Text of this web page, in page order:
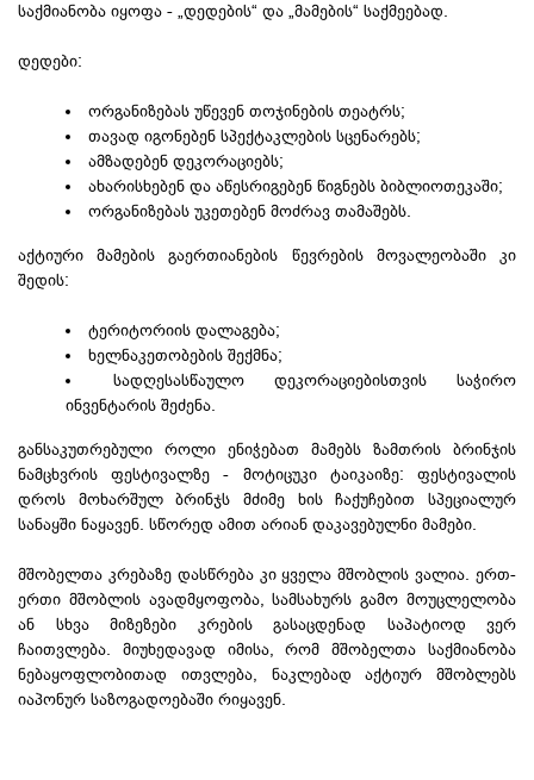
საქმიანობა იყოფა - „დედების“ და „მამების“ საქმეებად.
დედები:
ორგანიზებას უწევენ თოჯინების თეატრს;
თავად იგონებენ სპექტაკლების სცენარებს;
ამზადებენ დეკორაციებს;
ახარისხებენ და აწესრიგებენ წიგნებს ბიბლიოთეკაში;
ორგანიზებას უკეთებენ მოძრავ თამაშებს.
აქტიური მამების გაერთიანების წევრების მოვალეობაში კი
შედის:
ტერიტორიის დალაგება;
ხელნაკეთობების შექმნა;
სადღესასწაულო დეკორაციებისთვის საჭირო
ინვენტარის შეძენა.
განსაკუთრებული როლი ენიჭებათ მამებს ზამთრის ბრინჯის
ნამცხვრის ფესტივალზე - მოტიცუკი ტაიკაიზე: ფესტივალის
დროს მოხარშულ ბრინჯს მძიმე ხის ჩაქუჩებით სპეციალურ
სანაყში ნაყავენ. სწორედ ამით არიან დაკავებულნი მამები.
მშობელთა კრებაზე დასწრება კი ყველა მშობლის ვალია. ​ერთ-
ერთი მშობლის ავადმყოფობა, სამსახურს გამო მოუცლელობა
ან სხვა მიზეზები კრების გასაცდენად საპატიოდ ვერ
ჩაითვლება. მიუხედავად იმისა, რომ მშობელთა საქმიანობა
ნებაყოფლობითად ითვლება, ნაკლებად აქტიურ მშობლებს
იაპონურ საზოგადოებაში რიყავენ.